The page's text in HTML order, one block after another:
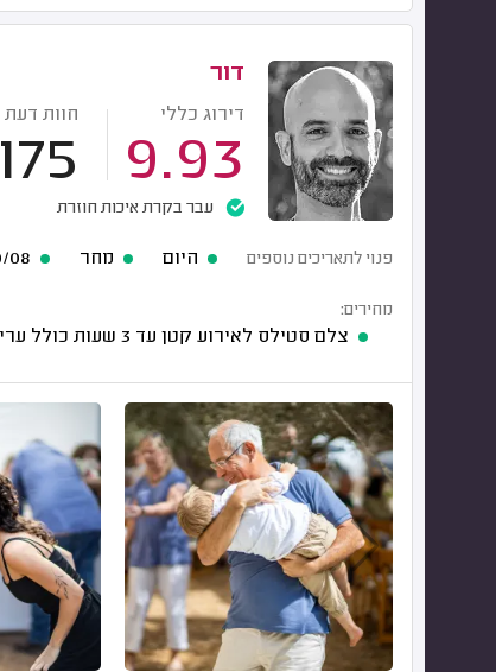
דור
דירוג כללי
9.93
חוות דעת
175
עבר בקרת איכות חוזרת
פנוי לתאריכים נוספים היום מחר
מחירים:
צלם סטילס לאירוע קטן עד 3 שעות כולל עריכה וללא אלבום